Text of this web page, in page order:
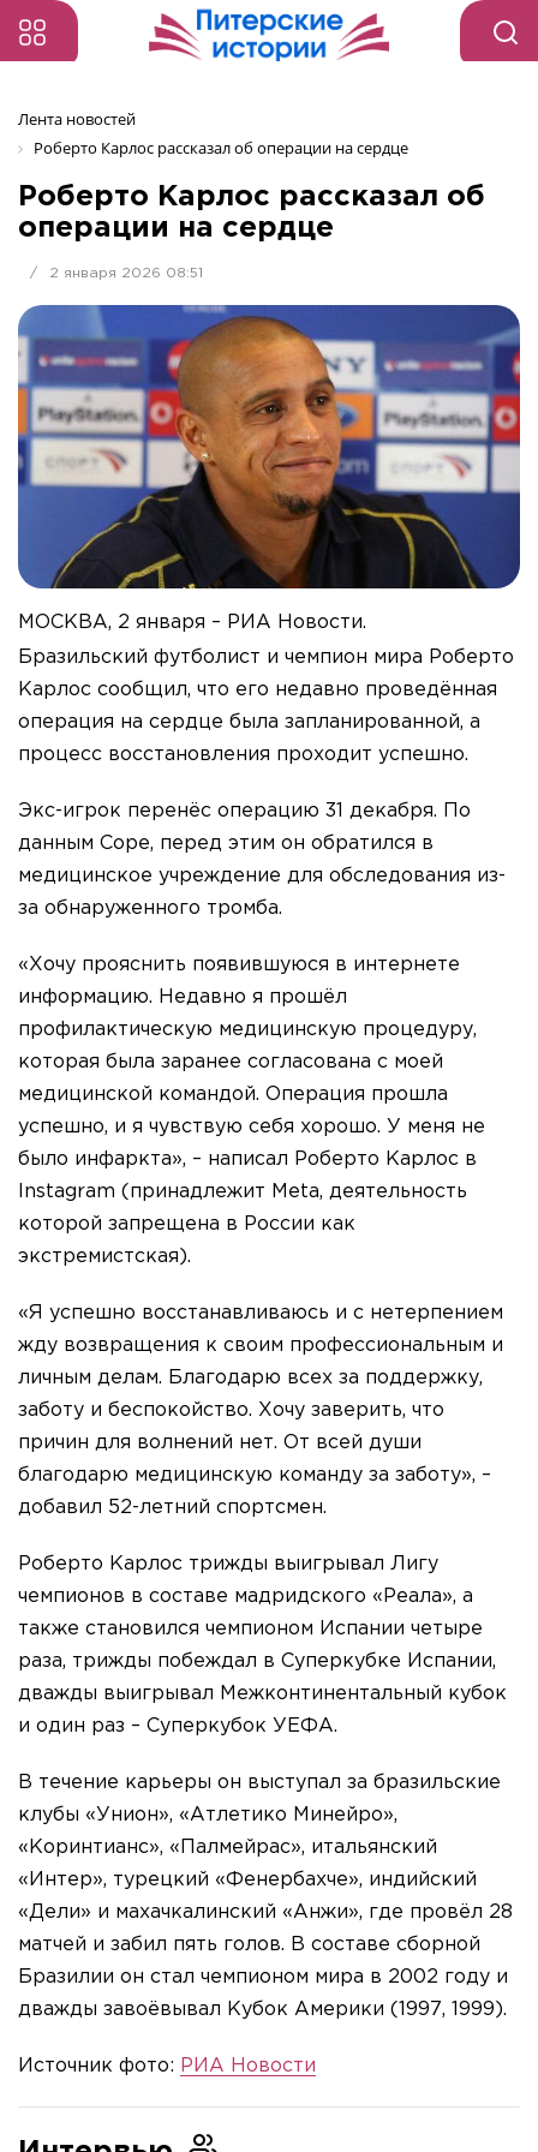
Лента новостей
Роберто Карлос рассказал об операции на сердце
Роберто Карлос рассказал об
операции на сердце
/ 2 января 2026 08:51
МОСКВА, 2 января – РИА Новости.
Бразильский футболист и чемпион мира Роберто
Карлос сообщил, что его недавно проведённая
операция на сердце была запланированной, а
процесс восстановления проходит успешно.
Экс-игрок перенёс операцию 31 декабря. По
данным Cope, перед этим он обратился в
медицинское учреждение для обследования из-
за обнаруженного тромба.
«Хочу прояснить появившуюся в интернете
информацию. Недавно я прошёл
профилактическую медицинскую процедуру,
которая была заранее согласована с моей
медицинской командой. Операция прошла
успешно, и я чувствую себя хорошо. У меня не
было инфаркта», – написал Роберто Карлос в
Instagram (принадлежит Meta, деятельность
которой запрещена в России как
экстремистская).
«Я успешно восстанавливаюсь и с нетерпением
жду возвращения к своим профессиональным и
личным делам. Благодарю всех за поддержку,
заботу и беспокойство. Хочу заверить, что
причин для волнений нет. От всей души
благодарю медицинскую команду за заботу», –
добавил 52-летний спортсмен.
Роберто Карлос трижды выигрывал Лигу
чемпионов в составе мадридского «Реала», а
также становился чемпионом Испании четыре
раза, трижды побеждал в Суперкубке Испании,
дважды выигрывал Межконтинентальный кубок
и один раз – Суперкубок УЕФА.
В течение карьеры он выступал за бразильские
клубы «Унион», «Атлетико Минейро»,
«Коринтианс», «Палмейрас», итальянский
«Интер», турецкий «Фенербахче», индийский
«Дели» и махачкалинский «Анжи», где провёл 28
матчей и забил пять голов. В составе сборной
Бразилии он стал чемпионом мира в 2002 году и
дважды завоёвывал Кубок Америки (1997, 1999).
Источник фото: РИА Новости